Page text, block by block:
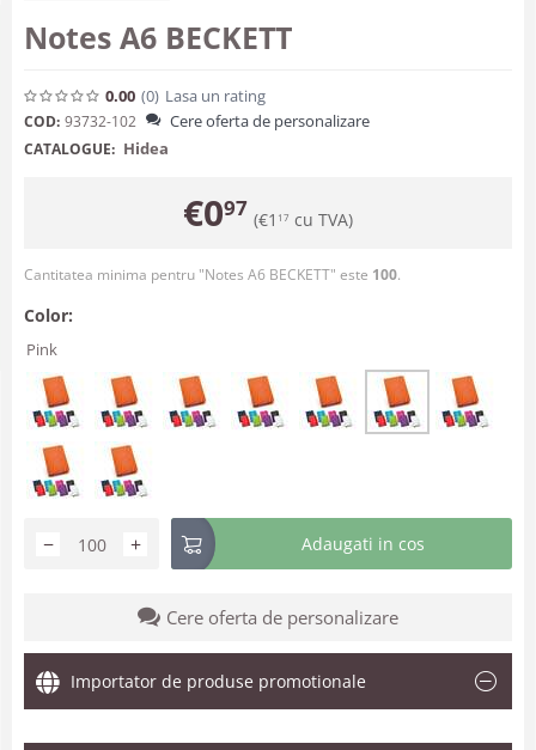
Notes A6 BECKETT
0.00 (0) Lasa un rating
COD: 93732-102 Cere oferta de personalizare
CATALOGUE: Hidea
€097 (€1 17 cu TVA)
Cantitatea minima pentru "Notes A6 BECKETT" este 100.
Color:
Pink
+
− Adaugati in cos
Cere oferta de personalizare
Importator de produse promotionale